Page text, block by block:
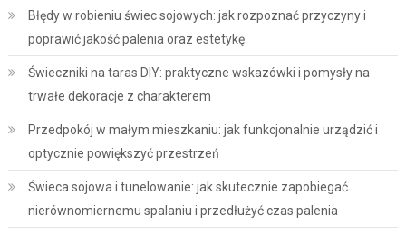
Błędy w robieniu świec sojowych: jak rozpoznać przyczyny i
poprawić jakość palenia oraz estetykę
Świeczniki na taras DIY: praktyczne wskazówki i pomysły na
trwałe dekoracje z charakterem
Przedpokój w małym mieszkaniu: jak funkcjonalnie urządzić i
optycznie powiększyć przestrzeń
Świeca sojowa i tunelowanie: jak skutecznie zapobiegać
nierównomiernemu spalaniu i przedłużyć czas palenia